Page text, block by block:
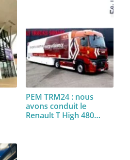
PEM TRM24 : nous
avons conduit le
Renault T High 480…